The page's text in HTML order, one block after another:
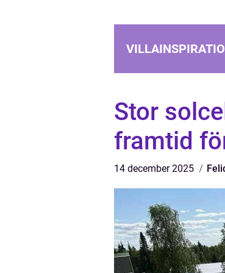
Stor
framtid
14 december 2025